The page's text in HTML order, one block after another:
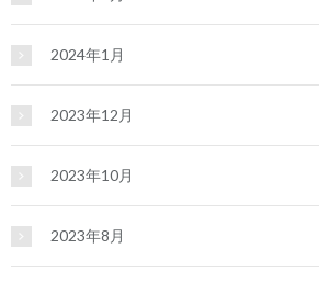
2024年1月
2023年12月
2023年10月
2023年8月